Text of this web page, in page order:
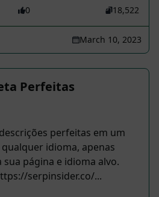
0 18,522
March 10, 2023
Perfeitas
descrições perfeitas em um
idioma, apenas
página e idioma alvo.
serpinsider.co/...